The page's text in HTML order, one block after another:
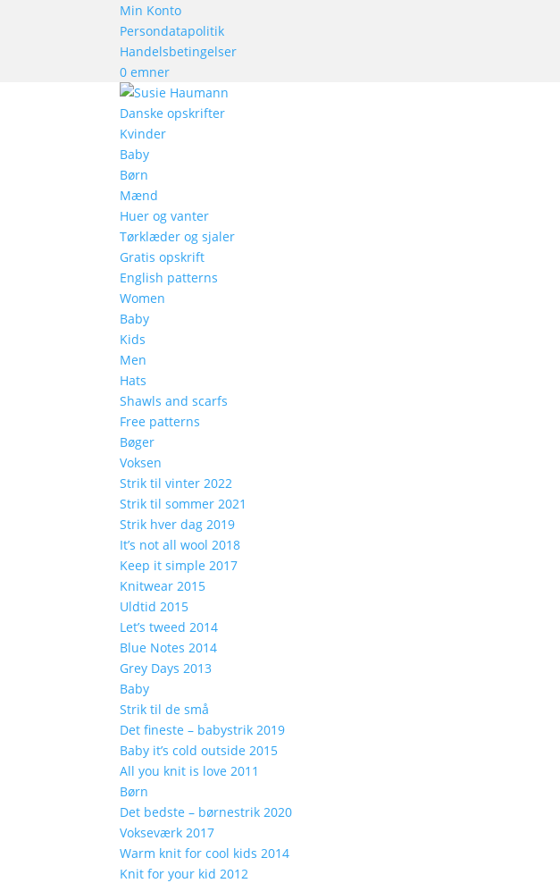
Min Konto
Persondatapolitik
Handelsbetingelser
0 emner
Danske opskrifter
Kvinder
Baby
Børn
Mænd
Huer og vanter
Tørklæder og sjaler
Gratis opskrift
English patterns
Women
Baby
Kids
Men
Hats
Shawls and scarfs
Free patterns
Bøger
Voksen
Strik til vinter 2022
Strik til sommer 2021
Strik hver dag 2019
It’s not all wool 2018
Keep it simple 2017
Knitwear 2015
Uldtid 2015
Let’s tweed 2014
Blue Notes 2014
Grey Days 2013
Baby
Strik til de små
Det fineste – babystrik 2019
Baby it’s cold outside 2015
All you knit is love 2011
Børn
Det bedste – børnestrik 2020
Vokseværk 2017
Warm knit for cool kids 2014
Knit for your kid 2012